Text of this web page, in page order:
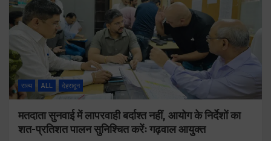
राज्य ALL देहरादून
मतदाता सुनवाई में लापरवाही बर्दाश्त नहीं, आयोग के निर्देशों का
शत-प्रतिशत पालन सुनिश्चित करेंः गढ़वाल आयुक्त